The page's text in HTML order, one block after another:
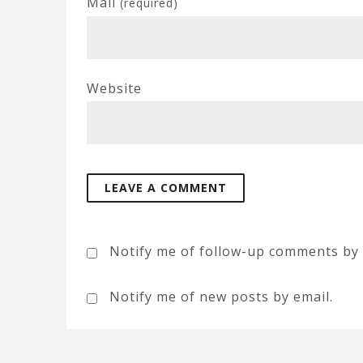
(required)
Website
Notify me of follow-up comments by
Notify me of new posts by email.